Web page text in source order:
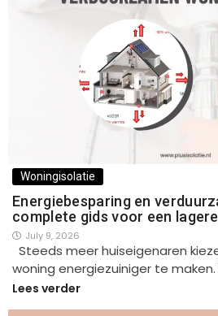
Woningisolatie
Energiebesparing en
complete gids voor een
July 9, 2026
Steeds meer huiseigenaren
woning energiezuiniger te maken.
Lees verder